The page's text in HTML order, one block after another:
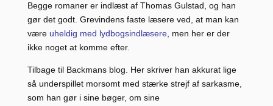
Begge romaner er indlæst af Thomas Gulstad, og han
gør det godt. Grevindens faste læsere ved, at man kan
være uheldig med lydbogsindlæsere, men her er der
ikke noget at komme efter.
Tilbage til Backmans blog. Her skriver han akkurat lige
så underspillet morsomt med stærke strejf af sarkasme,
som han gør i sine bøger, om sine